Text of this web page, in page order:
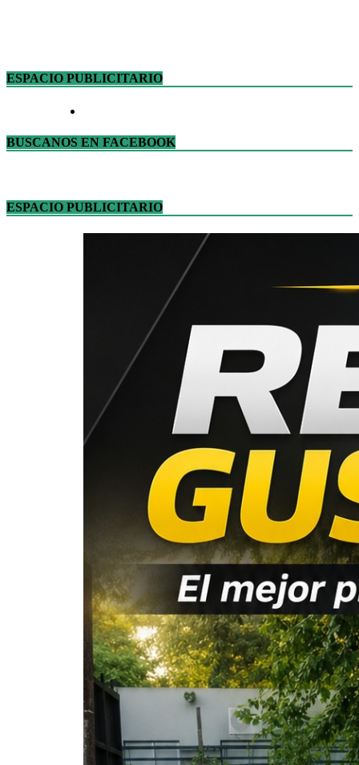
ESPACIO PUBLICITARIO
BUSCANOS EN FACEBOOK
ESPACIO PUBLICITARIO